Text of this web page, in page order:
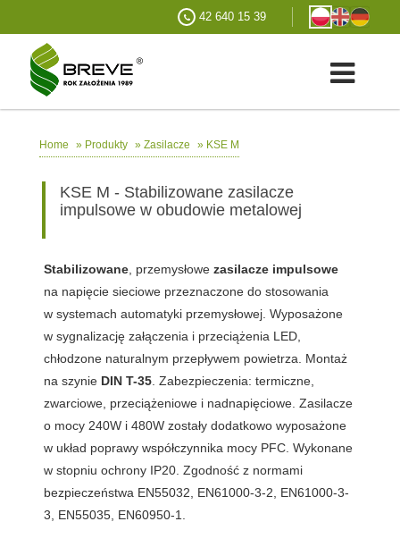
42 640 15 39
Home » Produkty » Zasilacze » KSE M
KSE M - Stabilizowane zasilacze
impulsowe w obudowie metalowej
Stabilizowane, przemysłowezasilacze impulsowe
na napięcie sieciowe przeznaczone do stosowania
w systemach automatyki przemysłowej. Wyposażone
w sygnalizację załączenia i przeciążenia LED,
chłodzone naturalnym przepływem powietrza. Montaż
na szynie DIN T-35. Zabezpieczenia: termiczne,
zwarciowe, przeciążeniowe i nadnapięciowe. Zasilacze
o mocy 240W i 480W zostały dodatkowo wyposażone
w układ poprawy współczynnika mocy PFC. Wykonane
w stopniu ochrony IP20. Zgodność z normami
bezpieczeństwa EN55032, EN61000-3-2, EN61000-3-
3, EN55035, EN60950-1.